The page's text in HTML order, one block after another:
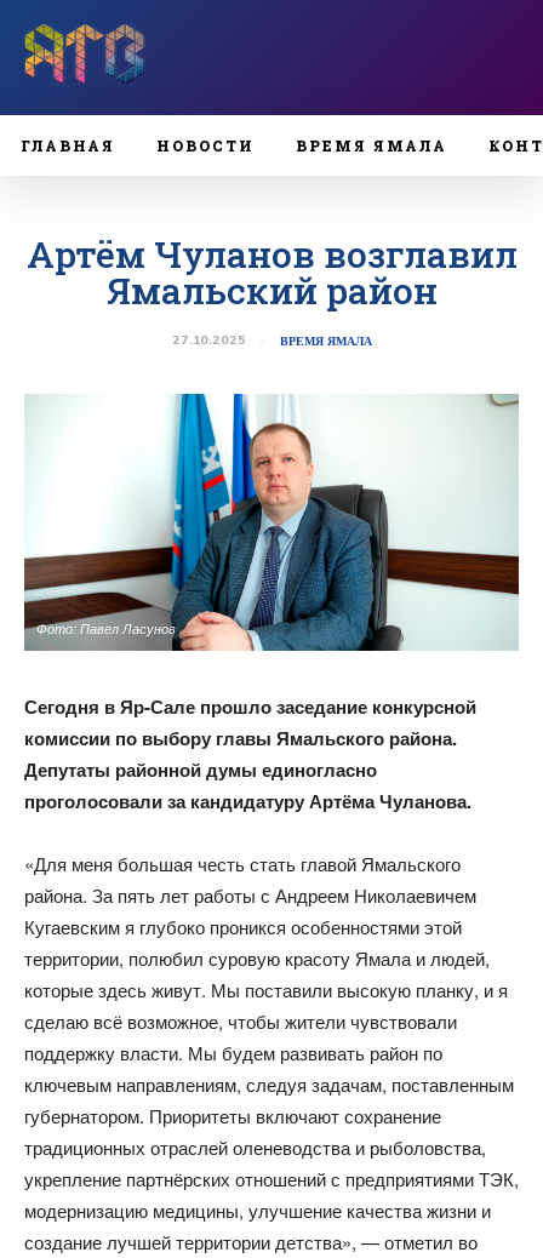
ГЛАВНАЯ НОВОСТИ ВРЕМЯ ЯМАЛА
Артём Чуланов возглавил
Ямальский район
27.10.2025 ВРЕМЯ ЯМАЛА
Фото: Павел Ласунов
Сегодня в Яр-Сале прошло заседание конкурсной
комиссии по выбору главы Ямальского района.
Депутаты районной думы единогласно
проголосовали за кандидатуру Артёма Чуланова.
«Для меня большая честь стать главой Ямальского
района. За пять лет работы с Андреем Николаевичем
Кугаевским я глубоко проникся особенностями этой
территории, полюбил суровую красоту Ямала и людей,
которые здесь живут. Мы поставили высокую планку, и я
сделаю всё возможное, чтобы жители чувствовали
поддержку власти. Мы будем развивать район по
ключевым направлениям, следуя задачам, поставленным
губернатором. Приоритеты включают сохранение
традиционных отраслей оленеводства и рыболовства,
укрепление партнёрских отношений с предприятиями ТЭК,
модернизацию медицины, улучшение качества жизни и
создание лучшей территории детства», — отметил во